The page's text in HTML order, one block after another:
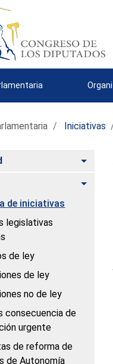
Iniciativas
de iniciativas
legislativas
de ley
de ley
no de ley
consecuencia de
urgente
de reforma de
de Autonomía